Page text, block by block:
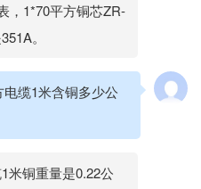
，1*70平方铜芯ZR-
。
缆1米含铜多少公
米铜重量是0.22公